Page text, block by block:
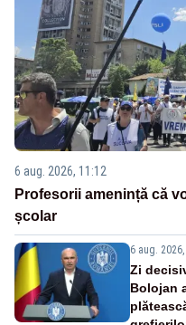
6 aug. 2026, 11:12
Profesorii amenință că
școlar
6 aug.
Zi
Bolojan